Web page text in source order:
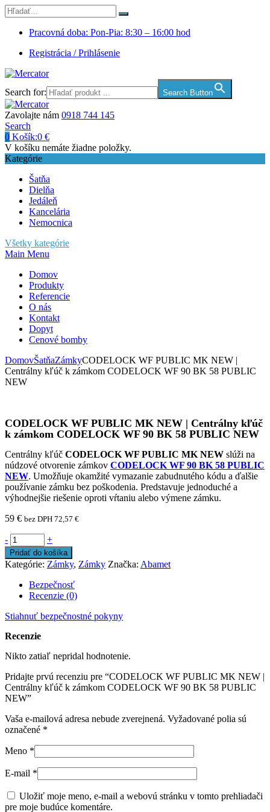
Pracovná doba: Pon-Pia: 8:30 – 16:00 hod
Registrácia / Prihlásenie
Search for: Search Button
Zavolajte nám 0918 744 145
Search
0 Košík:0 €
V košíku nemáte žiadne položky.
Kategórie
Šatňa
Dielňa
Jedáleň
Kancelária
Nemocnica
Všetky kategórie
Main Menu
Domov
Produkty
Referencie
O nás
Kontakt
Dopyt
Cenové bomby
DomovŠatňaZámkyCODELOCK WF PUBLIC MK NEW |
Centrálny kľúč k zámkom CODELOCK WF 90 BK 58 PUBLIC
NEW
CODELOCK WF PUBLIC MK NEW | Centrálny kľúč
k zámkom CODELOCK WF 90 BK 58 PUBLIC NEW
Centrálny kľúč CODELOCK WF PUBLIC MK NEW slúži na
núdzové otvorenie zámkov CODELOCK WF 90 BK 58 PUBLIC
NEW. Umožňuje okamžité vymazanie zabudnutého kódu a ďalšie
používanie zámku bez poškodenia. Predstavuje jednoduché a
výhodnejšie riešenie oproti vŕtaniu alebo výmene zámku.
59 € bez DPH 72,57 €
- +
Pridať do košíka
Kategórie: Zámky, Zámky Značka: Abamet
Bezpečnosť
Recenzie (0)
Stiahnuť bezpečnostné pokyny
Recenzie
Nikto zatiaľ nepridal hodnotenie.
Pridajte prvú recenziu pre “CODELOCK WF PUBLIC MK NEW |
Centrálny kľúč k zámkom CODELOCK WF 90 BK 58 PUBLIC
NEW”
Vaša e-mailová adresa nebude zverejnená. Vyžadované polia sú
označené *
Meno *
E-mail *
Uložiť moje meno, e-mail a webovú stránku v tomto prehliadači
pre moje budúce komentáre.